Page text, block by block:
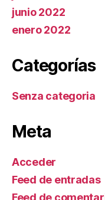
junio 2022
enero 2022
Categorías
Senza categoria
Meta
Acceder
Feed de entradas
Feed de